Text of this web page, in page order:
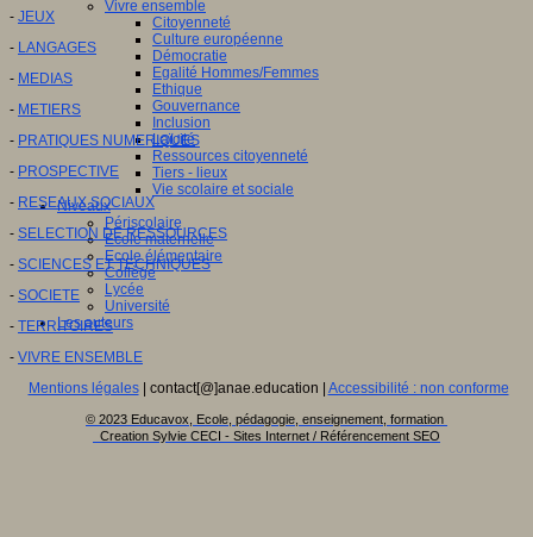
Vivre ensemble
Citoyenneté
Culture européenne
Démocratie
Egalité Hommes/Femmes
Ethique
Gouvernance
Inclusion
Laïcité
Ressources citoyenneté
Tiers - lieux
Vie scolaire et sociale
Niveaux
Périscolaire
Ecole maternelle
Ecole élémentaire
Collège
Lycée
Université
Les auteurs
- JEUX
- LANGAGES
- MEDIAS
- METIERS
- PRATIQUES NUMERIQUES
- PROSPECTIVE
- RESEAUX SOCIAUX
- SELECTION DE RESSOURCES
- SCIENCES ET TECHNIQUES
- SOCIETE
- TERRITOIRES
- VIVRE ENSEMBLE
Mentions légales| contact[@]anae.education | Accessibilité : non conforme
© 2023 Educavox, Ecole, pédagogie, enseignement, formation
Creation Sylvie CECI - Sites Internet / Référencement SEO